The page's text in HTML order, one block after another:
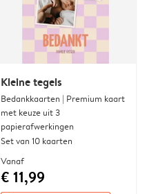
Kleine tegels
Bedankkaarten | Premium kaart
met keuze uit 3
papierafwerkingen
Set van 10 kaarten
Vanaf
€ 11,99